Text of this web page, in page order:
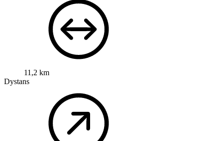
11,2 km
Dystans